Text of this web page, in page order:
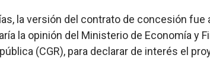
la versión del contrato de concesión fue
la opinión del Ministerio de Economía y
(CGR), para declarar de interés el